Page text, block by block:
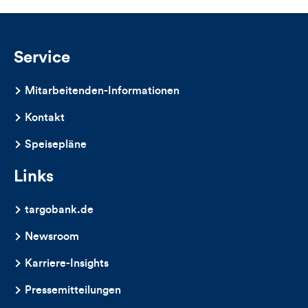
Kommentare
dieses
Artikels
Service
Mitarbeitenden-Informationen
Kontakt
Speisepläne
Links
targobank.de
Newsroom
Karriere-Insights
Pressemitteilungen